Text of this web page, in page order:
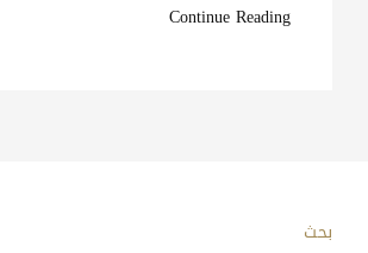
Continue Reading
بحث